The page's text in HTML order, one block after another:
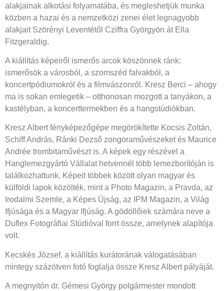
alakjainak alkotási folyamatába, és megleshetjük munka
közben a hazai és a nemzetközi zenei élet legnagyobb
alakjait Szörényi Leventétől Cziffra Györgyön át Ella
Fitzgeraldig.
A kiállítás képeiről ismerős arcok köszönnek ránk:
ismerősök a városból, a szomszéd falvakból, a
koncertpódiumokról és a filmvászonról. Kresz Berci – ahogy
ma is sokan emlegetik – otthonosan mozgott a tanyákon, a
kastélyban, a koncerttermekben és a hangstúdiókban.
Kresz Albert fényképezőgépe megörökítette Kocsis Zoltán,
Schiff András, Ránki Dezső zongoraművészeket és Maurice
Andrée trombitaművészt is. A képek egy részével a
Hanglemezgyártó Vállalat hetvennél több lemezborítóján is
találkozhattunk. Képeit többek között olyan magyar és
külföldi lapok közölték, mint a Photo Magazin, a Pravda, az
Irodalmi Szemle, a Képes Újság, az IPM Magazin, a Világ
Ifjúsága és a Magyar Ifjúság. A gödöllőiek számára neve a
Duflex Fotográfiai Stúdióval forrt össze, amelynek alapítója
volt.
Kecskés József, a kiállítás kurátorának válogatásában
mintegy százötven fotó foglalja össze Kresz Albert pályáját.
A megnyitón dr. Gémesi György polgármester mondott